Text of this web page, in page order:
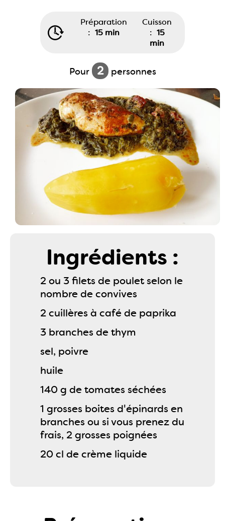
Préparation
: 15 min
Cuisson
: 15
min
Pour 2 personnes
Ingrédients :
2 ou 3 filets de poulet selon le
nombre de convives
2 cuillères à café de paprika
3 branches de thym
sel, poivre
huile
140 g de tomates séchées
1 grosses boites d'épinards en
branches ou si vous prenez du
frais, 2 grosses poignées
20 cl de crème liquide